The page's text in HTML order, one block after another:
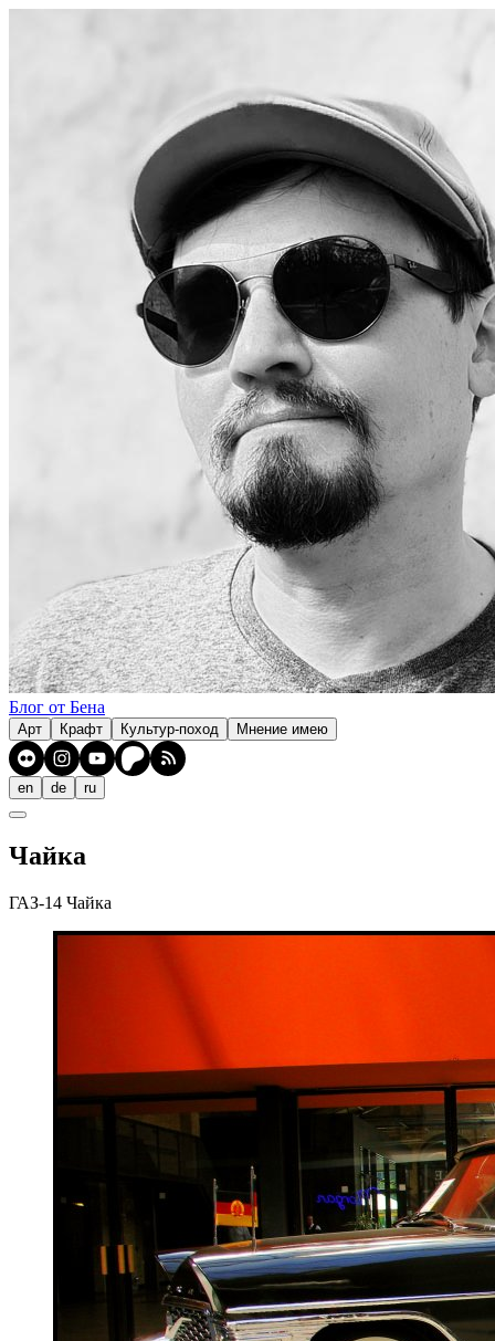
Блог от Бена
Арт Крафт Культур-поход Мнение имею
en de ru
Чайка
ГАЗ-14 Чайка